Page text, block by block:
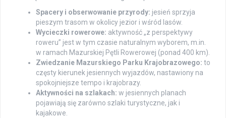
Spacery i obserwowanie przyrody: jesień sprzyja
pieszym trasom w okolicy jezior i wśród lasów.
Wycieczki rowerowe: aktywność „z perspektywy
roweru” jest w tym czasie naturalnym wyborem, m.in.
w ramach Mazurskiej Pętli Rowerowej (ponad 400 km).
Zwiedzanie Mazurskiego Parku Krajobrazowego: to
częsty kierunek jesiennych wyjazdów, nastawiony na
spokojniejsze tempo i krajobrazy.
Aktywności na szlakach: w jesiennych planach
pojawiają się zarówno szlaki turystyczne, jak i
kajakowe.